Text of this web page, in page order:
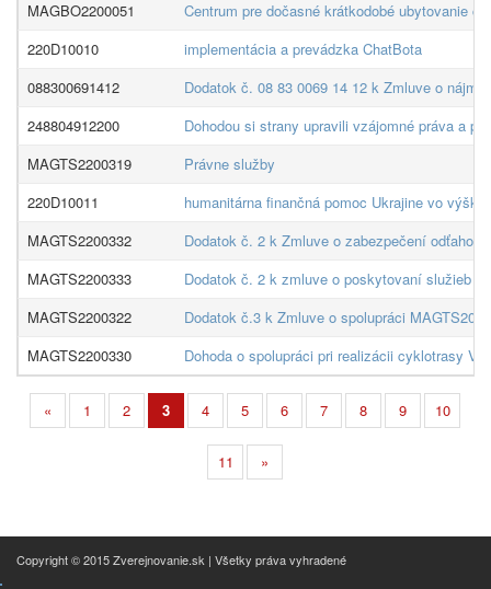
MAGBO2200051
Centrum pre dočasné krátkodobé ubytovanie
220D10010
implementácia a prevádzka ChatBota
088300691412
Dodatok č. 08 83 0069 14 12 k Zmluve o
248804912200
Dohodou si strany upravili vzájomné práva a
MAGTS2200319
Právne služby
220D10011
humanitárna finančná pomoc Ukrajine vo výške
MAGTS2200332
Dodatok č. 2 k Zmluve o zabezpečení
MAGTS2200333
Dodatok č. 2 k zmluve o poskytovaní služieb
MAGTS2200322
Dodatok č.3 k Zmluve o spolupráci
MAGTS2200330
Dohoda o spolupráci pri realizácii cyklotrasy
« 1 2 3 4 5 6 7 8 9 10
11 »
Copyright © 2015 Zverejnovanie.sk | Všetky práva vyhradené